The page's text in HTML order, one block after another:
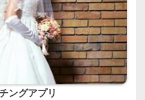
ングアプリ